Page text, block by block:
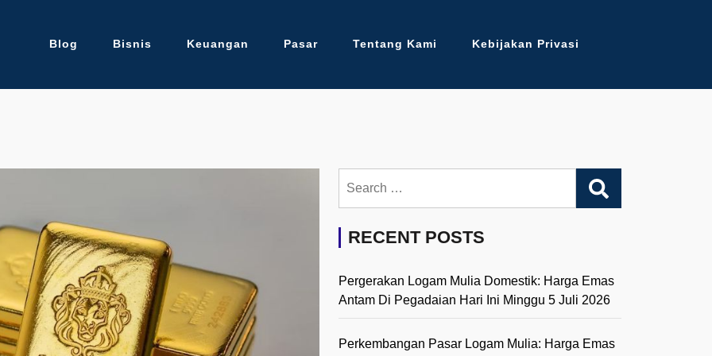
Blog Bisnis Keuangan Pasar Tentang Kami Kebijakan Privasi
for:
RECENT POSTS
Pergerakan Logam Mulia Domestik: Harga Emas
Antam Di Pegadaian Hari Ini Minggu 5 Juli 2026
Perkembangan Pasar Logam Mulia: Harga Emas